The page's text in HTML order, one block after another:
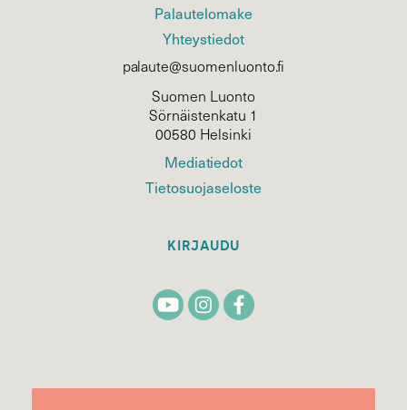
Palautelomake
Yhteystiedot
palaute@suomenluonto.fi
Suomen Luonto
Sörnäistenkatu 1
00580 Helsinki
Mediatiedot
Tietosuojaseloste
KIRJAUDU